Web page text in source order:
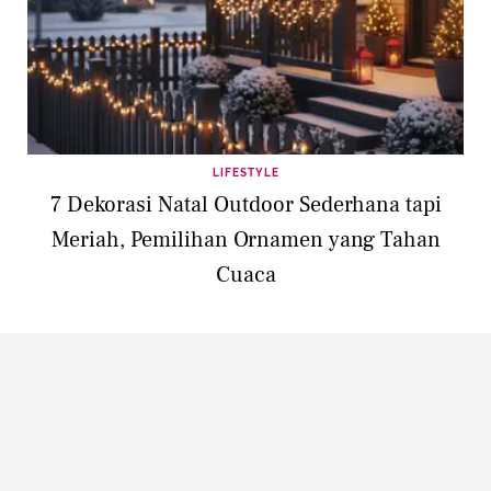
LIFESTYLE
7 Dekorasi Natal Outdoor Sederhana tapi
Meriah, Pemilihan Ornamen yang Tahan
Cuaca